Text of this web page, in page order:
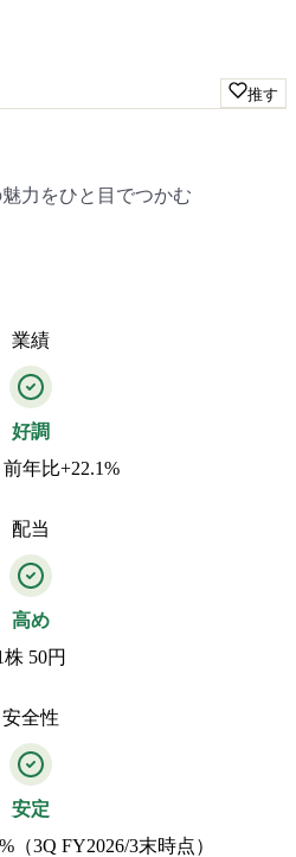
推す
力をひと目でつかむ
業績
好調
年比+22.1%
配当
高め
株 50円
安全性
安定
（3Q FY2026/3末時点）